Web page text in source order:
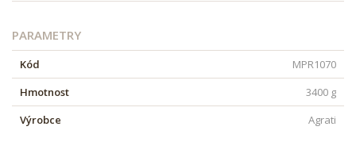
PARAMETRY
Kód
MPR1070
Hmotnost
3400 g
Výrobce
Agrati